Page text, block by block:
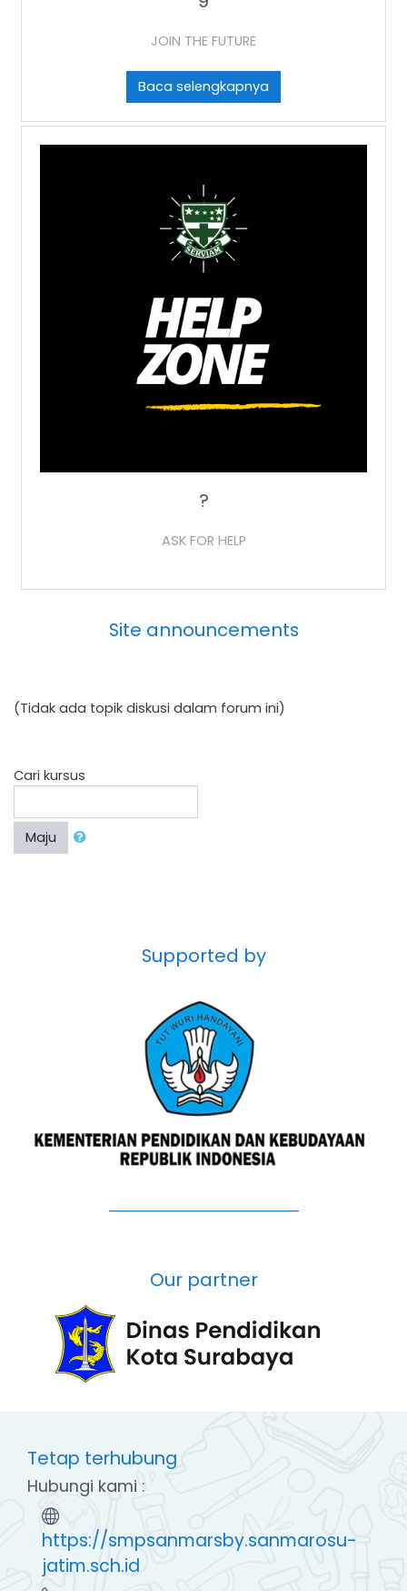
JOIN THE FUTURE
Baca selengkapnya
?
ASK FOR HELP
Site announcements
(Tidak ada topik diskusi dalam forum ini)
Cari kursus
Maju
Supported by
Our partner
Tetap terhubung
Hubungi kami :
https://smpsanmarsby.sanmarosu-
jatim.sch.id